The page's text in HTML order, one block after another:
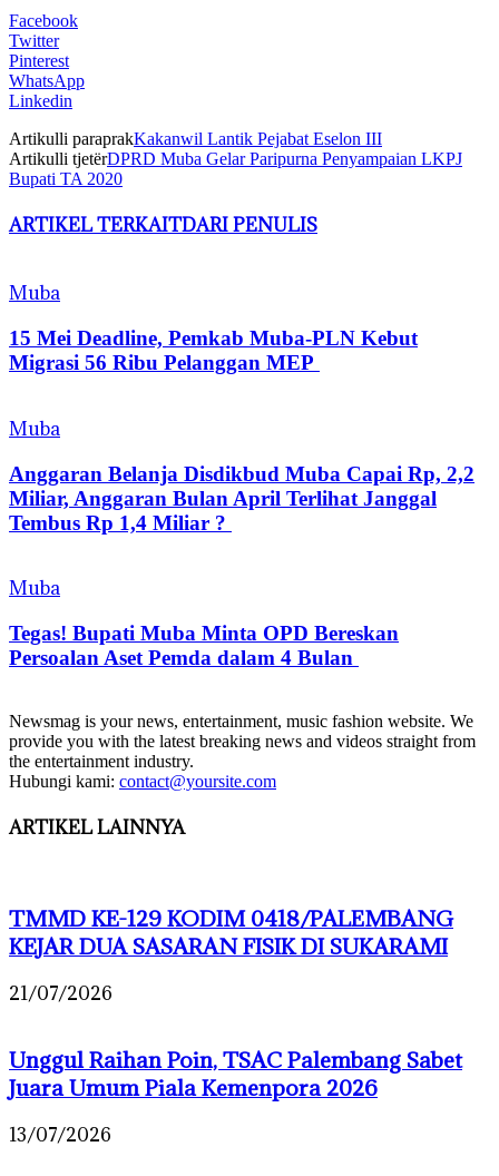
Facebook
Twitter
Pinterest
WhatsApp
Linkedin
Artikulli paraprakKakanwil Lantik Pejabat Eselon III
Artikulli tjetërDPRD Muba Gelar Paripurna Penyampaian LKPJ
Bupati TA 2020
ARTIKEL TERKAITDARI PENULIS
Muba
15 Mei Deadline, Pemkab Muba-PLN Kebut
Migrasi 56 Ribu Pelanggan MEP
Muba
Anggaran Belanja Disdikbud Muba Capai Rp, 2,2
Miliar, Anggaran Bulan April Terlihat Janggal
Tembus Rp 1,4 Miliar ?
Muba
Tegas! Bupati Muba Minta OPD Bereskan
Persoalan Aset Pemda dalam 4 Bulan
Newsmag is your news, entertainment, music fashion website. We
provide you with the latest breaking news and videos straight from
the entertainment industry.
Hubungi kami: contact@yoursite.com
ARTIKEL LAINNYA
TMMD KE-129 KODIM 0418/PALEMBANG
KEJAR DUA SASARAN FISIK DI SUKARAMI
21/07/2026
Unggul Raihan Poin, TSAC Palembang Sabet
Juara Umum Piala Kemenpora 2026
13/07/2026